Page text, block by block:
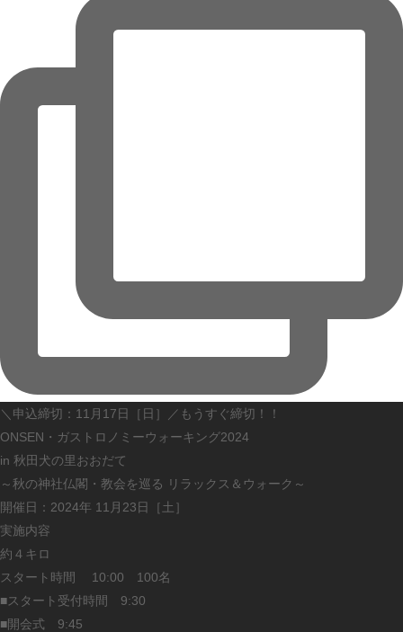
＼申込締切：11月17日［日］／もうすぐ締切！！
ONSEN・ガストロノミーウォーキング2024
in 秋田犬の里おおだて
～秋の神社仏閣・教会を巡る リラックス＆ウォーク～
開催日：2024年 11月23日［土］
実施内容
約４キロ
スタート時間 10:00 100名
■スタート受付時間 9:30
■開会式 9:45